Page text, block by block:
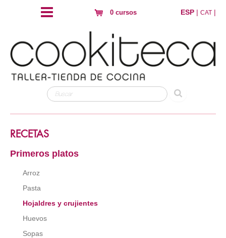
0 cursos ESP | CAT |
RECETAS
Primeros platos
Arroz
Pasta
Hojaldres y crujientes
Huevos
Sopas